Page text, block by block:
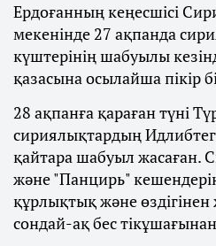
Ердоғанның кеңесшісі
мекенінде 27 ақпанда
күштерінің шабуылы
қазасына осылайша пікір
28 ақпанға қараған түні
сириялықтардың
қайтара шабуыл жасаған.
және "Панцирь"
құрлықтық және
сондай-ақ бес